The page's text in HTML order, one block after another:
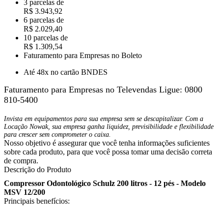
3 parcelas de
R$ 3.943,92
6 parcelas de
R$ 2.029,40
10 parcelas de
R$ 1.309,54
Faturamento para Empresas no Boleto
Até 48x no cartão BNDES
Faturamento para Empresas no Televendas Ligue: 0800
810-5400
Invista em equipamentos para sua empresa sem se descapitalizar. Com a
Locação Nowak, sua empresa ganha liquidez, previsibilidade e flexibilidade
para crescer sem comprometer o caixa.
Nosso objetivo é assegurar que você tenha informações suficientes
sobre cada produto, para que você possa tomar uma decisão correta
de compra.
Descrição do Produto
Compressor Odontológico Schulz 200 litros - 12 pés - Modelo
MSV 12/200
Principais benefícios: